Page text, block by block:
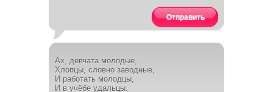
Отправить
Ах, девчата молодые,
Хлопцы, словно заводные,
И работать молодцы,
И в учёбе удальцы.